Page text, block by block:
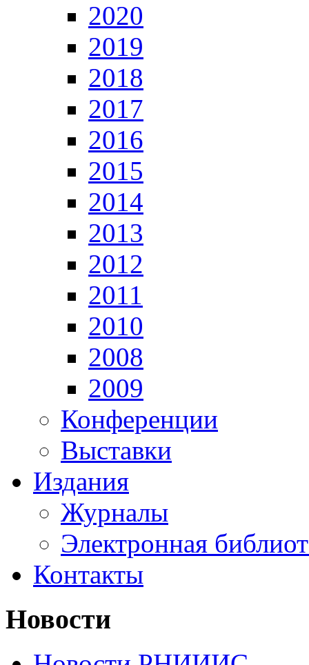
2020
2019
2018
2017
2016
2015
2014
2013
2012
2011
2010
2008
2009
Конференции
Выставки
Издания
Журналы
Электронная
Контакты
Новости